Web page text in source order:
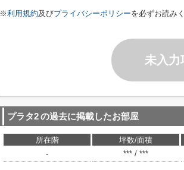
※利用規約及びプライバシーポリシーを必ずお読み
未入力
プラタ2の過去に掲載したお部屋
所在階 坪数/面積
-
*** / ***